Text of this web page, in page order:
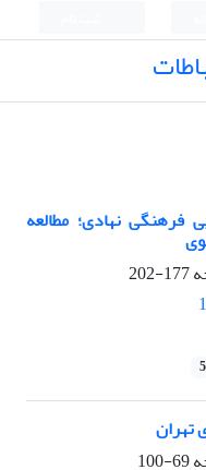
فرهنگی نهادی؛ مطالعه
177-202
تهران
69-100